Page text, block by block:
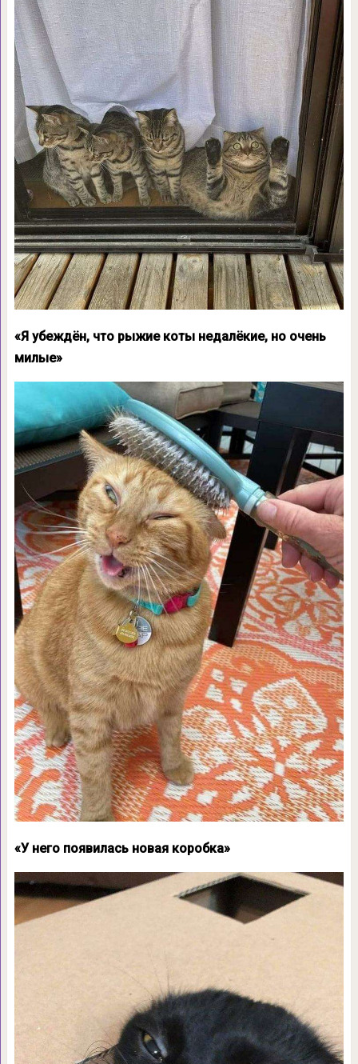
«Я убеждён, что рыжие коты недалёкие, но очень
милые»
«У него появилась новая коробка»